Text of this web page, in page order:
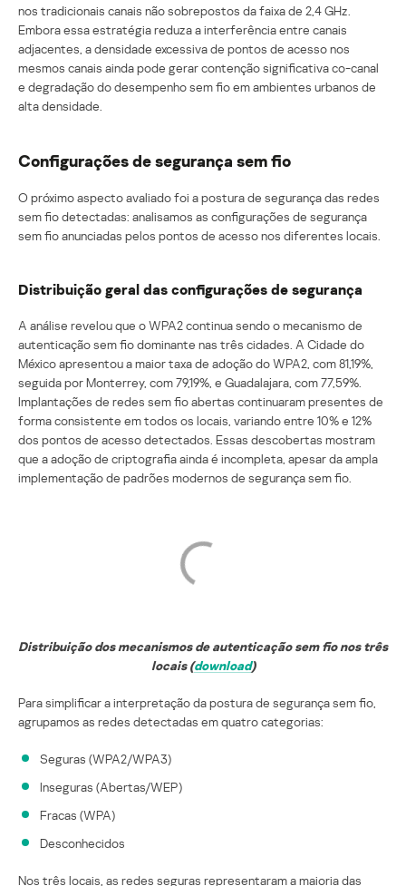
nos tradicionais canais não sobrepostos da faixa de 2,4 GHz.
Embora essa estratégia reduza a interferência entre canais
adjacentes, a densidade excessiva de pontos de acesso nos
mesmos canais ainda pode gerar contenção significativa co-canal
e degradação do desempenho sem fio em ambientes urbanos de
alta densidade.
Configurações de segurança sem fio
O próximo aspecto avaliado foi a postura de segurança das redes
sem fio detectadas: analisamos as configurações de segurança
sem fio anunciadas pelos pontos de acesso nos diferentes locais.
Distribuição geral das configurações de segurança
A análise revelou que o WPA2 continua sendo o mecanismo de
autenticação sem fio dominante nas três cidades. A Cidade do
México apresentou a maior taxa de adoção do WPA2, com 81,19%,
seguida por Monterrey, com 79,19%, e Guadalajara, com 77,59%.
Implantações de redes sem fio abertas continuaram presentes de
forma consistente em todos os locais, variando entre 10% e 12%
dos pontos de acesso detectados. Essas descobertas mostram
que a adoção de criptografia ainda é incompleta, apesar da ampla
implementação de padrões modernos de segurança sem fio.
Distribuição dos mecanismos de autenticação sem fio nos três
locais (download)
Para simplificar a interpretação da postura de segurança sem fio,
agrupamos as redes detectadas em quatro categorias:
Seguras (WPA2/WPA3)
Inseguras (Abertas/WEP)
Fracas (WPA)
Desconhecidos
Nos três locais, as redes seguras representaram a maioria das